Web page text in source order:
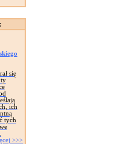
się
ich
tych
>>>